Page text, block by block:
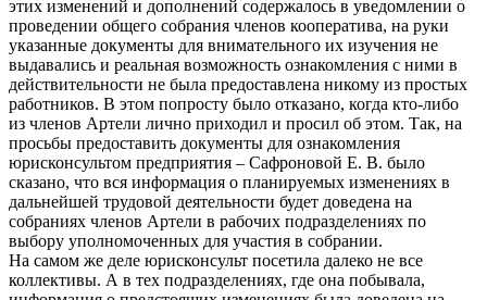
этих изменений и дополнений содержалось в уведомлении о
проведении общего собрания членов кооператива, на руки
указанные документы для внимательного их изучения не
выдавались и реальная возможность ознакомления с ними в
действительности не была предоставлена никому из простых
работников. В этом попросту было отказано, когда кто-либо
из членов Артели лично приходил и просил об этом. Так, на
просьбы предоставить документы для ознакомления
юрисконсультом предприятия – Сафроновой Е. В. было
сказано, что вся информация о планируемых изменениях в
дальнейшей трудовой деятельности будет доведена на
собраниях членов Артели в рабочих подразделениях по
выбору уполномоченных для участия в собрании.
На самом же деле юрисконсульт посетила далеко не все
коллективы. А в тех подразделениях, где она побывала,